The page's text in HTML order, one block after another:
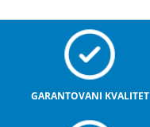
GARANTOVANI KVALITET